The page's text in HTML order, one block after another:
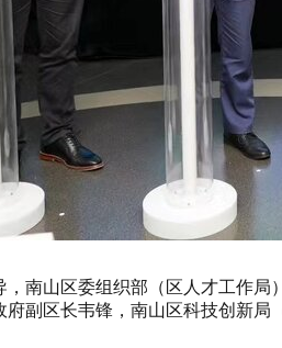
南山区委组织部（区人才工作
副区长韦锋，南山区科技创新局